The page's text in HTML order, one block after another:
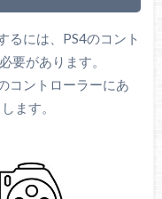
るには、PS4のコント
要があります。
コントローラーにあ
ます。